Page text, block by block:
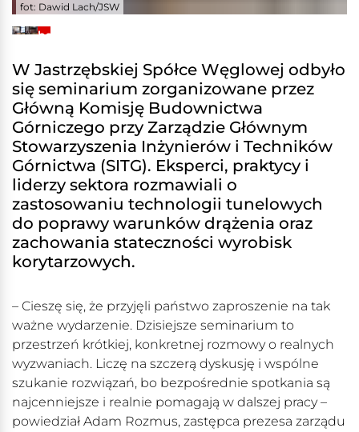
fot: Dawid Lach/JSW
+3
Zobacz
W Jastrzębskiej Spółce Węglowej odbyło
się seminarium zorganizowane przez
Główną Komisję Budownictwa
Górniczego przy Zarządzie Głównym
Stowarzyszenia Inżynierów i Techników
Górnictwa (SITG). Eksperci, praktycy i
liderzy sektora rozmawiali o
zastosowaniu technologii tunelowych
do poprawy warunków drążenia oraz
zachowania stateczności wyrobisk
korytarzowych.
– Cieszę się, że przyjęli państwo zaproszenie na tak
ważne wydarzenie. Dzisiejsze seminarium to
przestrzeń krótkiej, konkretnej rozmowy o realnych
wyzwaniach. Liczę na szczerą dyskusję i wspólne
szukanie rozwiązań, bo bezpośrednie spotkania są
najcenniejsze i realnie pomagają w dalszej pracy –
powiedział Adam Rozmus, zastępca prezesa zarządu